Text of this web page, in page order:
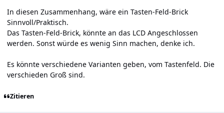
In diesen Zusammenhang, wäre ein Tasten-Feld-Brick
Sinnvoll/Praktisch.
Das Tasten-Feld-Brick, könnte an das LCD Angeschlossen
werden. Sonst würde es wenig Sinn machen, denke ich.
Es könnte verschiedene Varianten geben, vom Tastenfeld. Die
verschieden Groß sind.
Zitieren